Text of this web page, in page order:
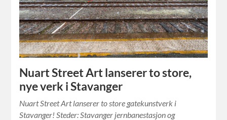
Nuart Street Art lanserer to store,
nye verk i Stavanger
Nuart Street Art lanserer to store gatekunstverk i
Stavanger! Steder: Stavanger jernbanestasjon og